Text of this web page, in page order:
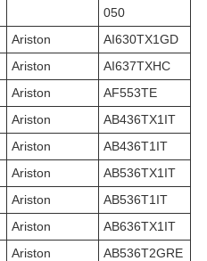
050
Ariston
AI630TX1GD
Ariston
AI637TXHC
Ariston
AF553TE
Ariston
AB436TX1IT
Ariston
AB436T1IT
Ariston
AB536TX1IT
Ariston
AB536T1IT
Ariston
AB636TX1IT
Ariston
AB536T2GRE